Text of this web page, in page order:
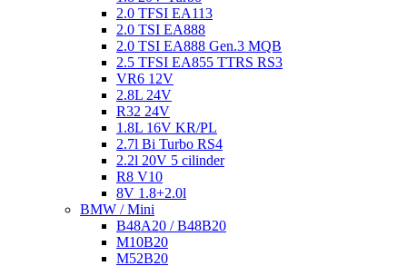
2.0 TFSI EA113
2.0 TSI EA888
2.0 TSI EA888 Gen.3 MQB
2.5 TFSI EA855 TTRS RS3
VR6 12V
2.8L 24V
R32 24V
1.8L 16V KR/PL
2.7l Bi Turbo RS4
2.2l 20V 5 cilinder
R8 V10
8V 1.8+2.0l
BMW / Mini
B48A20 / B48B20
M10B20
M52B20